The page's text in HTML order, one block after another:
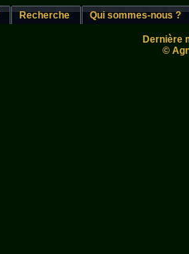
Recherche Qui sommes-nous ?
Dernière
©